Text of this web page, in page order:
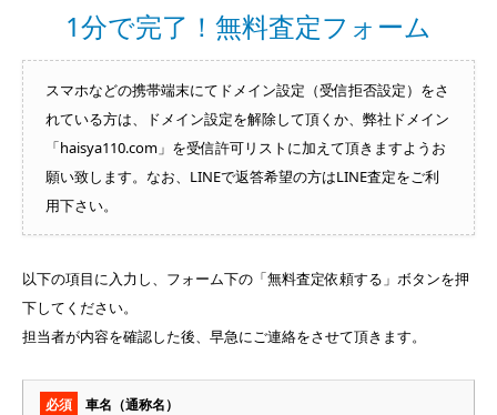
1分で完了！無料査定フォーム
スマホなどの携帯端末にてドメイン設定（受信拒否設定）をさ
れている方は、ドメイン設定を解除して頂くか、弊社ドメイン
「haisya110.com」を受信許可リストに加えて頂きますようお
願い致します。なお、LINEで返答希望の方はLINE査定をご利
用下さい。
以下の項目に入力し、フォーム下の「無料査定依頼する」ボタンを押
下してください。
担当者が内容を確認した後、早急にご連絡をさせて頂きます。
必須 車名（通称名）